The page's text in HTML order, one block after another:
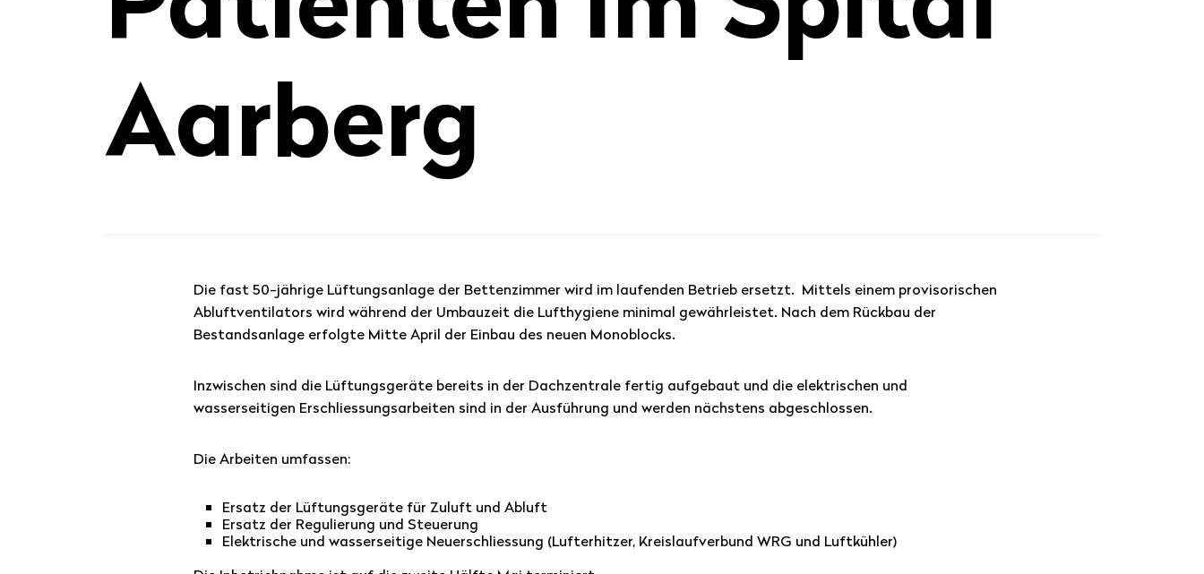
Aarberg
Die fast 50-jährige Lüftungsanlage der Bettenzimmer wird im laufenden Betrieb ersetzt. Mittels einem provisorischen
Abluftventilators wird während der Umbauzeit die Lufthygiene minimal gewährleistet. Nach dem Rückbau der
Bestandsanlage erfolgte Mitte April der Einbau des neuen Monoblocks.
Inzwischen sind die Lüftungsgeräte bereits in der Dachzentrale fertig aufgebaut und die elektrischen und
wasserseitigen Erschliessungsarbeiten sind in der Ausführung und werden nächstens abgeschlossen.
Die Arbeiten umfassen:
Ersatz der Lüftungsgeräte für Zuluft und Abluft
Ersatz der Regulierung und Steuerung
Elektrische und wasserseitige Neuerschliessung (Lufterhitzer, Kreislaufverbund WRG und Luftkühler)